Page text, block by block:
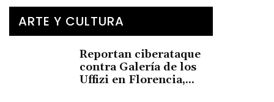
ARTE Y CULTURA
Reportan ciberataque
contra Galería de los
Uffizi en Florencia,...